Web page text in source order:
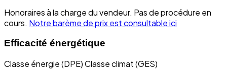
Honoraires à la charge du vendeur. Pas de procédure en
cours. Notre barème de prix est consultable ici
Efficacité énergétique
Classe énergie (DPE)Classe climat (GES)